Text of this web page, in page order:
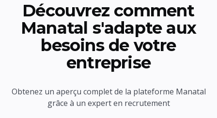
Découvrez comment
Manatal s'adapte aux
besoins de votre
entreprise
Obtenez un aperçu complet de la plateforme Manatal
grâce à un expert en recrutement